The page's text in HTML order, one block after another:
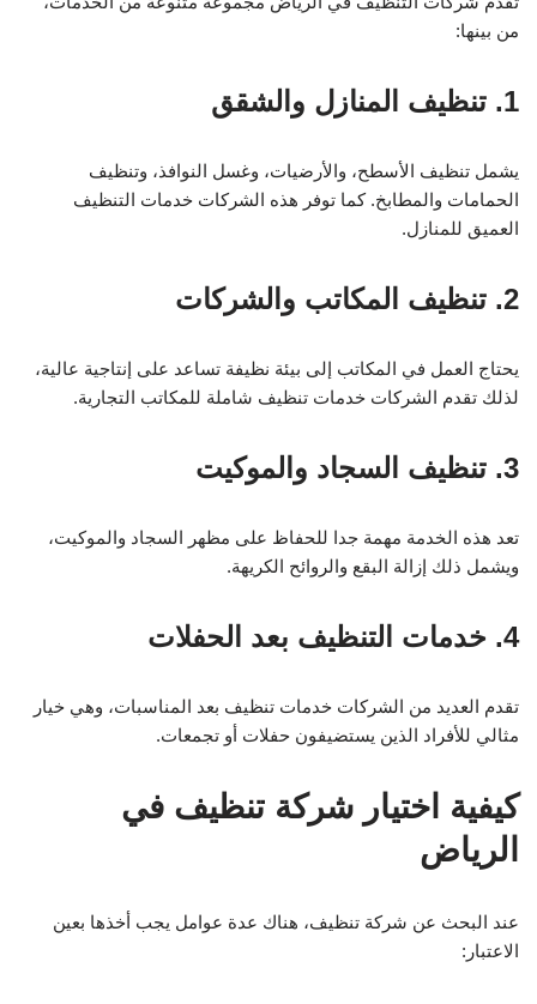
من بينها:
1. تنظيف المنازل والشقق
يشمل تنظيف الأسطح، والأرضيات، وغسل النوافذ، وتنظيف
الحمامات والمطابخ. كما توفر هذه الشركات خدمات التنظيف
العميق للمنازل.
2. تنظيف المكاتب والشركات
يحتاج العمل في المكاتب إلى بيئة نظيفة تساعد على إنتاجية عالية،
لذلك تقدم الشركات خدمات تنظيف شاملة للمكاتب التجارية.
3. تنظيف السجاد والموكيت
تعد هذه الخدمة مهمة جدا للحفاظ على مظهر السجاد والموكيت،
ويشمل ذلك إزالة البقع والروائح الكريهة.
4. خدمات التنظيف بعد الحفلات
تقدم العديد من الشركات خدمات تنظيف بعد المناسبات، وهي خيار
مثالي للأفراد الذين يستضيفون حفلات أو تجمعات.
كيفية اختيار شركة تنظيف في
الرياض
عند البحث عن شركة تنظيف، هناك عدة عوامل يجب أخذها بعين
الاعتبار: